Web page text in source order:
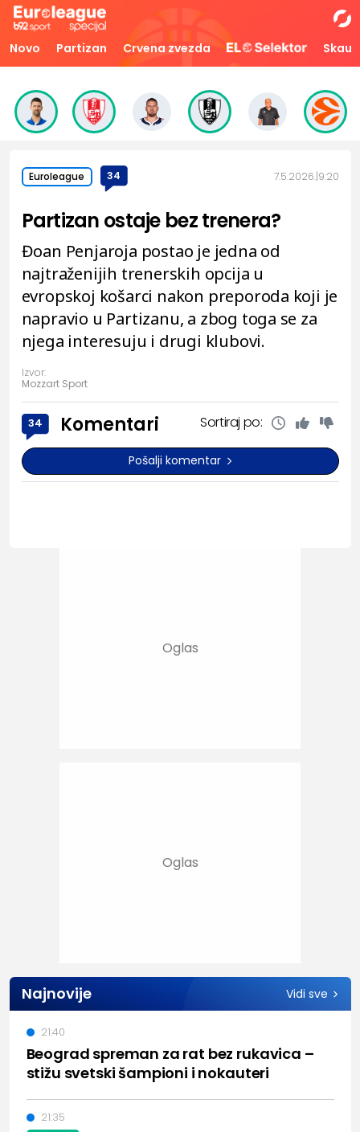
Novo Partizan Crvena zvezda Skaut
Euroleague 34 7.5.2026. 9:20
Partizan ostaje bez trenera?
Đoan Penjaroja postao je jedna od
najtraženijih trenerskih opcija u
evropskoj košarci nakon preporoda koji je
napravio u Partizanu, a zbog toga se za
njega interesuju i drugi klubovi.
Izvor:
Mozzart Sport
34 Komentari Sortiraj po:
Pošalji komentar
Najnovije Vidi sve
Beograd spreman za rat bez rukavica –
stižu svetski šampioni i nokauteri
21:40
21:35